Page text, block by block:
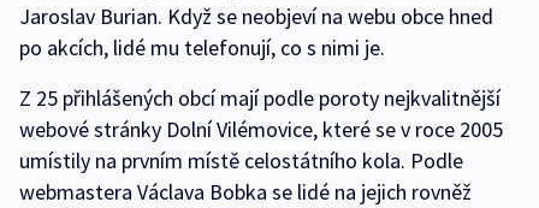
Jaroslav Burian. Když se neobjeví na webu obce hned
po akcích, lidé mu telefonují, co s nimi je.
Z 25 přihlášených obcí mají podle poroty nejkvalitnější
webové stránky Dolní Vilémovice, které se v roce 2005
umístily na prvním místě celostátního kola. Podle
webmastera Václava Bobka se lidé na jejich rovněž